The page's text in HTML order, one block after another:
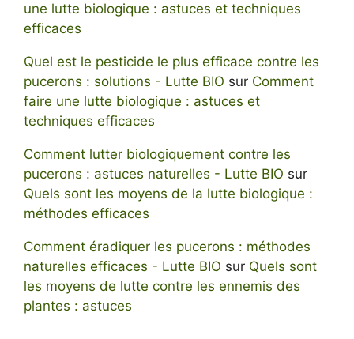
une lutte biologique : astuces et techniques
efficaces
Quel est le pesticide le plus efficace contre les
pucerons : solutions - Lutte BIO sur Comment
faire une lutte biologique : astuces et
techniques efficaces
Comment lutter biologiquement contre les
pucerons : astuces naturelles - Lutte BIO sur
Quels sont les moyens de la lutte biologique :
méthodes efficaces
Comment éradiquer les pucerons : méthodes
naturelles efficaces - Lutte BIO sur Quels sont
les moyens de lutte contre les ennemis des
plantes : astuces